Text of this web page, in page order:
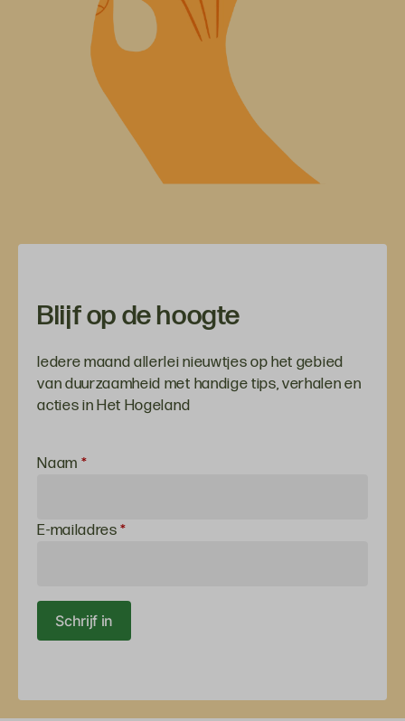
Blijf op de hoogte
Iedere maand allerlei nieuwtjes op het gebied
van duurzaamheid met handige tips, verhalen en
acties in Het Hogeland
Inschrijven
voor de
Naam *
E-mailadres*
Schrijf in